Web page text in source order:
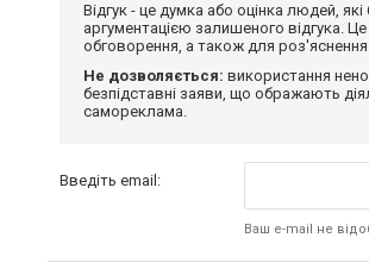
Відгук - це думка або оцінка людей,
аргументацією залишеного відгука.
обговорення, а також для
Не дозволяється: використання
безпідставні заяви, що ображають
самореклама.
Введіть email:
Ваш e-mail не